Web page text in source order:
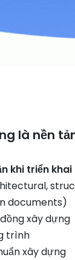
là nền
khi triển
documents)
xây dựng
trình
xây dựng